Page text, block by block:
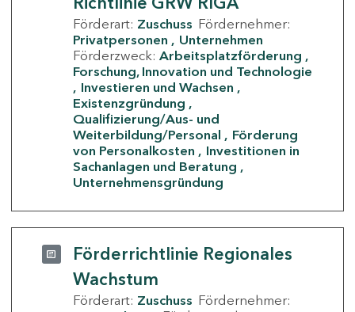
Förderart: Zuschuss Fördernehmer:
Privatpersonen
Unternehmen
Förderzweck: Arbeitsplatzförderung
Forschung, Innovation und Technologie
Investieren und Wachsen
Existenzgründung
Qualifizierung/Aus- und
Weiterbildung/Personal
Förderung
von Personalkosten
Investitionen in
Sachanlagen und Beratung
Unternehmensgründung
Förderrichtlinie Regionales
Wachstum
Förderart: Zuschuss Fördernehmer: